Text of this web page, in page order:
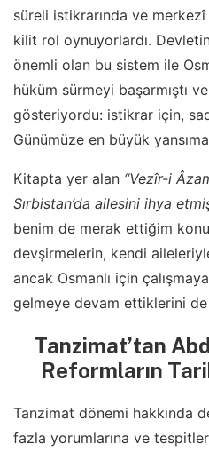
süreli istikrarında ve
kilit rol oynuyorlardı.
önemli olan bu sistem ile
hüküm sürmeyi başarmıştı
gösteriyordu: istikrar için,
Günümüze en büyük
Kitapta yer alan “Vezîr-i
Sırbistan’da ailesini ihya
benim de merak ettiğim
devşirmelerin, kendi
ancak Osmanlı için
gelmeye devam ettiklerini
Tanzimat’tan
Reformların
Tanzimat dönemi hakkında
fazla yorumlarına ve